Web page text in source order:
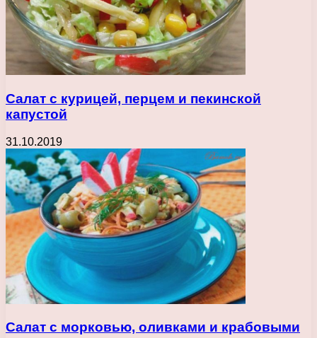
Салат с курицей, перцем и пекинской
капустой
31.10.2019
Салат с морковью, оливками и крабовыми